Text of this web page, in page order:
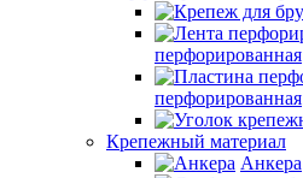
перфорированная
перфорированная
Крепежный материал
Анкера